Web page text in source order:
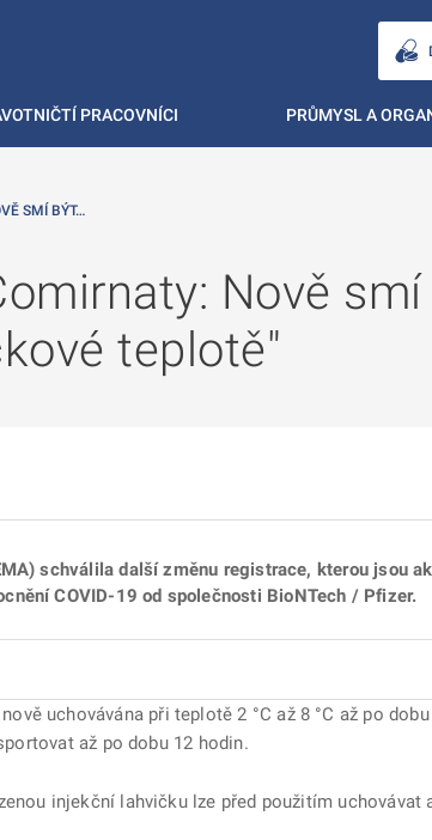
PRACOVNÍCI PRŮMYSL A
SMÍ BÝT…
Nově
teplotě"
schválila další změnu registrace, kterou jsou
COVID-19 od společnosti BioNTech / Pfizer.
uchovávána při teplotě 2 °C až 8 °C až po
až po dobu 12 hodin.
injekční lahvičku lze před použitím uchovávat